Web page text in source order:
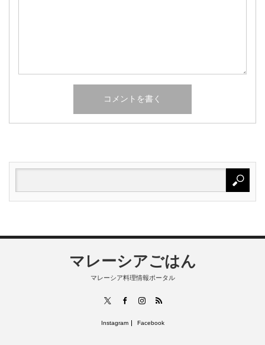
マレーシアごはん
マレーシア料理情報ポータル
FacebookInstagram
RSS
Instagram Facebook